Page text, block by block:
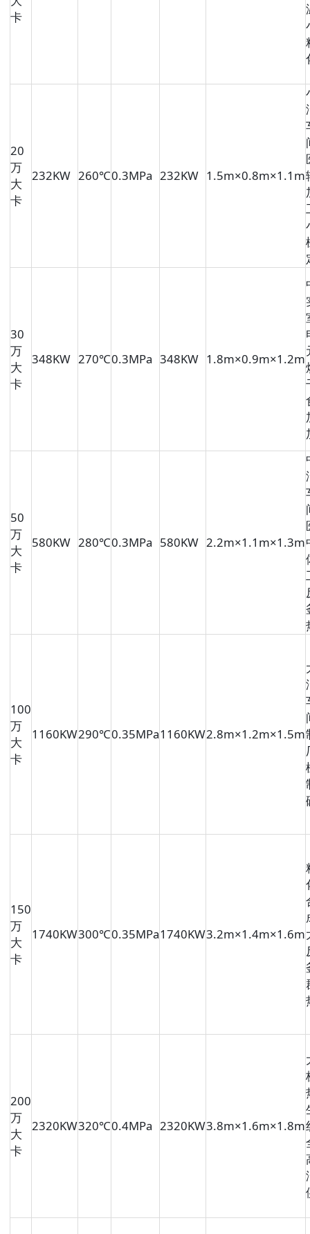
卡
20
万
大
卡
232KW 260℃0.3MPa 232KW 1.5m×0.8m×1.1m
30
万
大
卡
348KW 270℃0.3MPa 348KW 1.8m×0.9m×1.2m
50
万
大
卡
580KW 280℃0.3MPa 580KW 2.2m×1.1m×1.3m
100
万
大
卡
1160KW290℃0.35MPa1160KW2.8m×1.2m×1.5m
150
万
大
卡
1740KW300℃0.35MPa1740KW3.2m×1.4m×1.6m
200
万
大
卡
2320KW320℃0.4MPa 2320KW3.8m×1.6m×1.8m